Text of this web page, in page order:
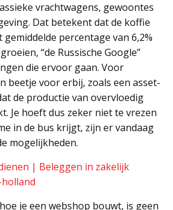
vrachtwagens, gewoontes
Dat betekent dat de koffie
percentage van 6,2%
“de Russische Google”
die ervoor gaan. Voor
beetje voor erbij, zoals een asset-
de productie van overvloedig
Je hoeft dus zeker niet te vrezen
in de bus krijgt, zijn er vandaag
mogelijkheden.
| Beleggen in zakelijk
je een webshop bouwt, is geen